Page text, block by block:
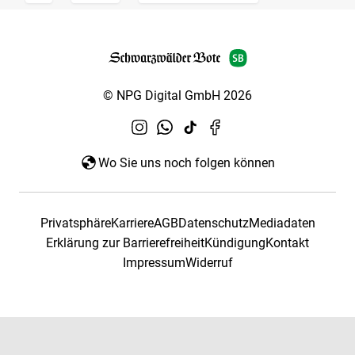
© NPG Digital GmbH 2026
Wo Sie uns noch folgen können
PrivatsphäreKarriereAGBDatenschutzMediadaten
Erklärung zur BarrierefreiheitKündigungKontakt
ImpressumWiderruf